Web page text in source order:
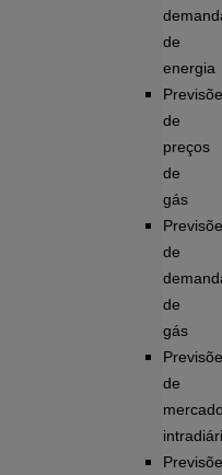
de
energia
de
preços
de
gás
de
de
gás
de